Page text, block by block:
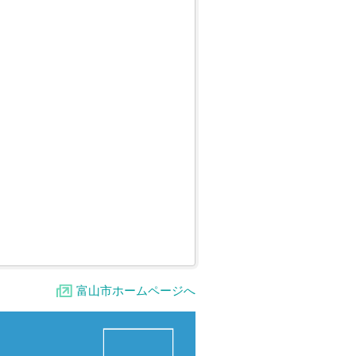
富山市ホームページへ